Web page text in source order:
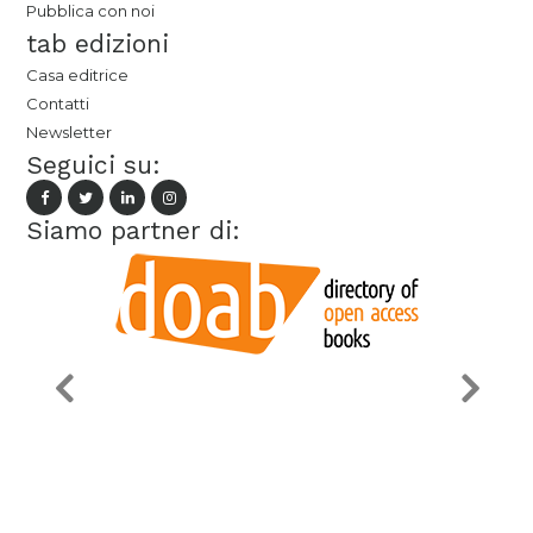
Pubblica con noi
tab edizioni
Casa editrice
Contatti
Newsletter
Seguici su:
Siamo partner di: